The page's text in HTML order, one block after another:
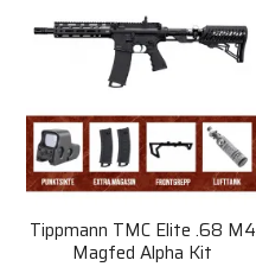
Tippmann TMC Elite .68 M4
Magfed Alpha Kit